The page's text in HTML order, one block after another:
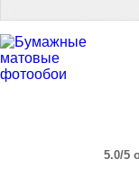
5.0/5